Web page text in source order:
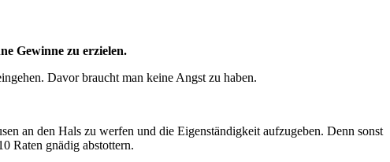
Gewinne zu erzielen.
Davor braucht man keine Angst zu haben.
an den Hals zu werfen und die Eigenständigkeit aufzugeben. Denn sonst
Raten gnädig abstottern.